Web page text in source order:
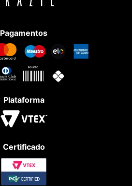
Pagamentos
Plataforma
Certificado